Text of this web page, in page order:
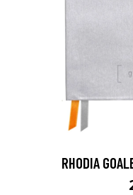
RHODIA